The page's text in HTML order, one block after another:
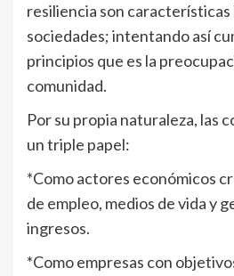
resiliencia son características
sociedades; intentando así
principios que es la
comunidad.
Por su propia naturaleza, las
un triple papel:
*Como actores económicos
de empleo, medios de vida y
ingresos.
*Como empresas con